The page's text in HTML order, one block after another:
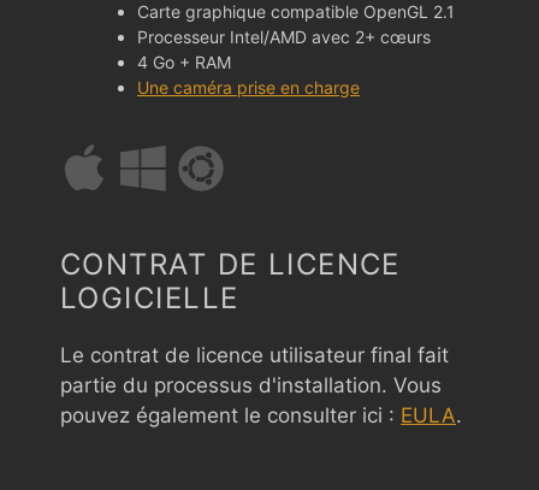
Carte graphique compatible OpenGL 2.1
Processeur Intel/AMD avec 2+ cœurs
4 Go + RAM
Une caméra prise en charge
CONTRAT DE LICENCE
LOGICIELLE
Le contrat de licence utilisateur final fait
partie du processus d'installation. Vous
pouvez également le consulter ici : EULA.